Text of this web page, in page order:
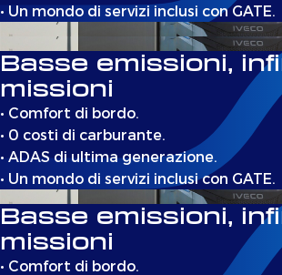
• Un mondo di servizi inclusi con GATE.
Basse emissioni,
missioni
• Comfort di bordo.
• 0 costi di carburante.
• ADAS di ultima generazione.
• Un mondo di servizi inclusi con GATE.
Basse emissioni,
missioni
• Comfort di bordo.